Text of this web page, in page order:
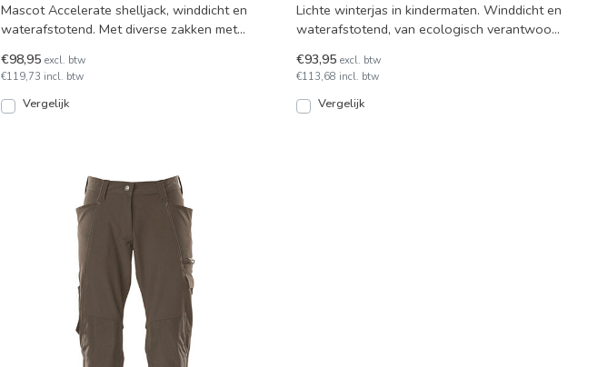
Mascot Accelerate shelljack, winddicht en
waterafstotend. Met diverse zakken met
€98,95 excl. btw
€119,73 incl. btw
Vergelijk
Lichte winterjas in kindermaten. Winddicht en
waterafstotend, van ecologisch verantwoord
€93,95 excl. btw
€113,68 incl. btw
Vergelijk